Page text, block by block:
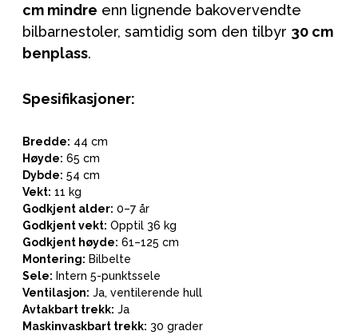
cm mindre enn lignende bakovervendte
bilbarnestoler, samtidig som den tilbyr 30 cm
benplass.
Spesifikasjoner:
Bredde: 44 cm
Høyde: 65 cm
Dybde: 54 cm
Vekt: 11 kg
Godkjent alder: 0–7 år
Godkjent vekt: Opptil 36 kg
Godkjent høyde: 61–125 cm
Montering: Bilbelte
Sele: Intern 5-punktssele
Ventilasjon: Ja, ventilerende hull
Avtakbart trekk: Ja
Maskinvaskbart trekk: 30 grader